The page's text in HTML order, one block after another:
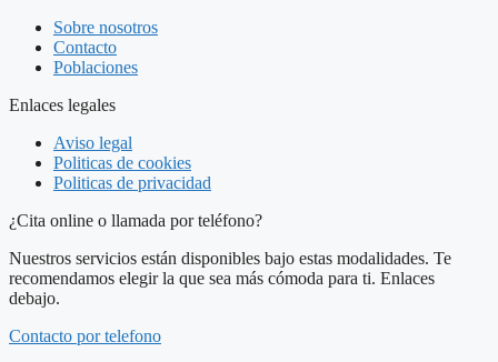
Sobre nosotros
Contacto
Poblaciones
Enlaces legales
Aviso legal
Politicas de cookies
Politicas de privacidad
¿Cita online o llamada por teléfono?
Nuestros servicios están disponibles bajo estas modalidades. Te
recomendamos elegir la que sea más cómoda para ti. Enlaces
debajo.
Contacto por telefono